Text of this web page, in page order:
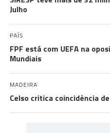
Julho
PAÍS
FPF está com UEFA na
Mundiais
MADEIRA
Celso critica coincidência